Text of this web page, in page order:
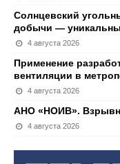
Солнцевский
добычи —
4 августа 2026
Применение
вентиляции в
4 августа 2026
АНО «НОИВ».
4 августа 2026